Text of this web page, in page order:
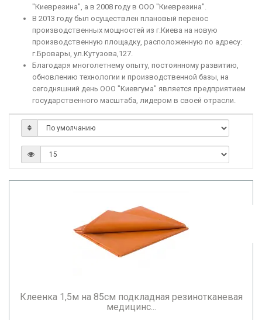
"Киеврезина", а в 2008 году в ООО "Киеврезина".
В 2013 году был осуществлен плановый перенос
производственных мощностей из г.Киева на новую
производственную площадку, расположенную по адресу:
г.Бровары, ул.Кутузова,127.
Благодаря многолетнему опыту, постоянному развитию,
обновлению технологии и производственной базы, на
сегодняшний день ООО "Киевгума" является предприятием
государственного масштаба, лидером в своей отрасли.
Клеенка 1,5м на 85см подкладная резинотканевая
медицинс...